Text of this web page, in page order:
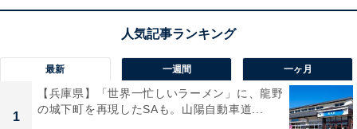
1 2
最新 一週間 一ヶ月
1
【兵庫県】「世界一忙しいラーメン」に、龍野
の城下町を再現したSAも。山陽自動車道...